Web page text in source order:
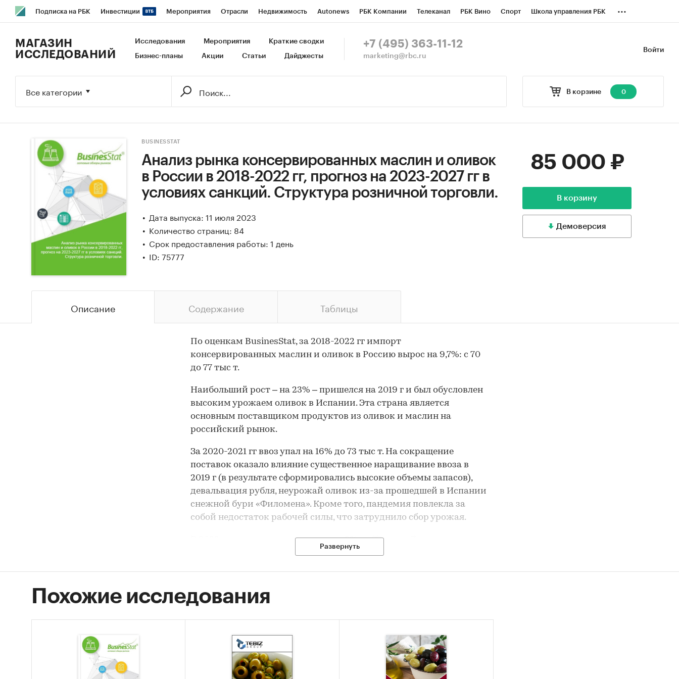
Подписка на РБК Инвестиции Мероприятия Отрасли Недвижимость Autonews РБК Компании Телеканал РБК Вино Спорт Школа управления РБК
Исследования Кредитные рейтинги Франшизы Газета Спецпроекты СПб Конференции СПб Спецпроекты
...
Войти
МАГАЗИН
ИССЛЕДОВАНИЙ
Исследования Мероприятия Краткие сводки
Бизнес-планы Акции Статьи Дайджесты
+7 (495) 363-11-12
marketing@rbc.ru
В корзине 0
Все категории
BUSINESSTAT
Анализ рынка консервированных маслин и оливок
в России в 2018-2022 гг, прогноз на 2023-2027 гг в
условиях санкций. Структура розничной торговли.
Дата выпуска: 11 июля 2023
Количество страниц: 84
Срок предоставления работы: 1 день
ID: 75777
85 000 ₽
В корзину
Демоверсия
Описание Содержание Таблицы
По оценкам BusinesStat, за 2018-2022 гг импорт
консервированных маслин и оливок в Россию вырос на 9,7%: с 70
до 77 тыс т.
Наибольший рост – на 23% – пришелся на 2019 г и был обусловлен
высоким урожаем оливок в Испании. Эта страна является
основным поставщиком продуктов из оливок и маслин на
российский рынок.
За 2020-2021 гг ввоз упал на 16% до 73 тыс т. На сокращение
поставок оказало влияние существенное наращивание ввоза в
2019 г (в результате сформировались высокие объемы запасов),
девальвация рубля, неурожай оливок из-за прошедшей в Испании
снежной бури «Филомена». Кроме того, пандемия повлекла за
собой недостаток рабочей силы, что затруднило сбор урожая.
В 2022 г импорт восстановился на 6% до 77 тыс т. Достаточно
активные закупки обусловлены прогнозируемым неурожаем
санкционным давлением: если оливки и маслины попадут под
ограничения, то объем импорта станет катастрофически низким.
По состоянию на май 2023 г, прямых санкций на ввоз оливок и
сообщают о возникающих трудностях с оплатой и доставкой из-
за осложнения валютных операций и разбалансировки
логистических цепочек. В связи с этим часть поставщиков
Развернуть
Похожие исследования